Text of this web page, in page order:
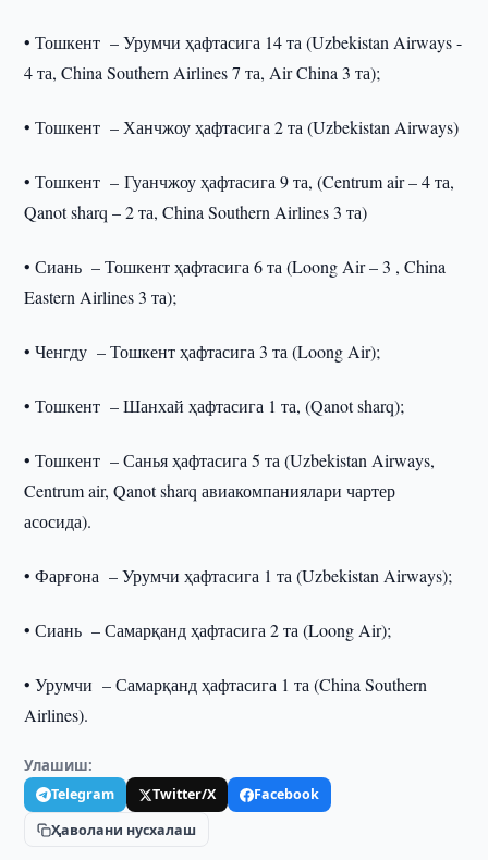
• Тошкент – Урумчи ҳафтасига 14 та (Uzbekistan Airways -
4 та, China Southern Airlines 7 та, Air China 3 та);
• Тошкент – Ханчжоу ҳафтасига 2 та (Uzbekistan Airways)
• Тошкент – Гуанчжоу ҳафтасига 9 та, (Centrum air – 4 та,
Qanot sharq – 2 та, China Southern Airlines 3 та)
• Сиань – Тошкент ҳафтасига 6 та (Loong Air – 3 , China
Eastern Airlines 3 та);
• Ченгду – Тошкент ҳафтасига 3 та (Loong Air);
• Тошкент – Шанхай ҳафтасига 1 та, (Qanot sharq);
• Тошкент – Санья ҳафтасига 5 та (Uzbekistan Airways,
Centrum air, Qanot sharq авиакомпаниялари чартер
асосида).
• Фарғона – Урумчи ҳафтасига 1 та (Uzbekistan Airways);
• Сиань – Самарқанд ҳафтасига 2 та (Loong Air);
• Урумчи – Самарқанд ҳафтасига 1 та (China Southern
Airlines).
Улашиш:
Telegram Twitter/X
Facebook
Ҳаволани нусхалаш